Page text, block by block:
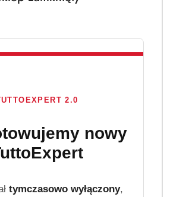
2.0
nowy
tymczasowo wyłączony,